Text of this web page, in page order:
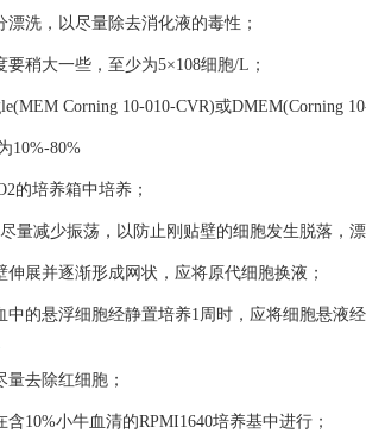
洗，以尽量除去消化液的毒性；
稍大一些，至少为5×108细胞/L；
Corning 10-010-CVR)或DMEM(Corning
80%
培养箱中培养；
减少振荡，以防止刚贴壁的细胞发生脱落，
展并逐渐形成网状，应将原代细胞换液；
的悬浮细胞经静置培养1周时，应将细胞悬液
去除红细胞；
小牛血清的RPMI1640培养基中进行；